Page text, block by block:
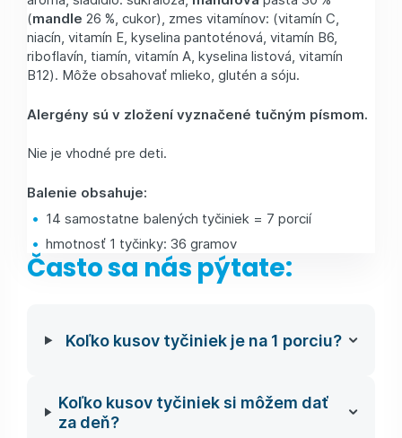
(mandle 26 %, cukor), zmes vitamínov: (vitamín C,
niacín, vitamín E, kyselina pantoténová, vitamín B6,
riboflavín, tiamín, vitamín A, kyselina listová, vitamín
B12). Môže obsahovať mlieko, glutén a sóju.
Alergény sú v zložení vyznačené tučným písmom.
Nie je vhodné pre deti.
Balenie obsahuje:
14 samostatne balených tyčiniek = 7 porcií
hmotnosť 1 tyčinky: 36 gramov
Často sa nás pýtate:
Koľko kusov tyčiniek je na 1 porciu?
Koľko kusov tyčiniek si môžem dať
za deň?